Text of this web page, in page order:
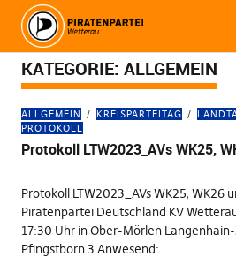
KATEGORIE: ALLGEMEIN
ALLGEMEIN KREISPARTEITAG
PROTOKOLL
Protokoll LTW2023_AVs WK25,
Protokoll LTW2023_AVs WK25, WK26
Piratenpartei Deutschland KV
17:30 Uhr in Ober-Mörlen
Pfingstborn 3 Anwesend:…